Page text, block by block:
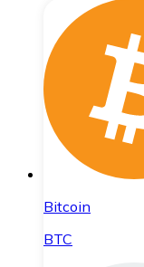
Bitcoin
BTC